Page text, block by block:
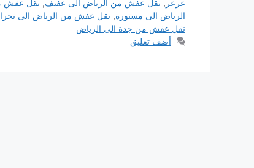
عرعر , نقل عفش من الرياض الى عفيف, نقل عفش
الرياض الى مستورة, نقل عفش من الرياض الى
نقل عفش من جدة الى الرياض
أضف تعليق